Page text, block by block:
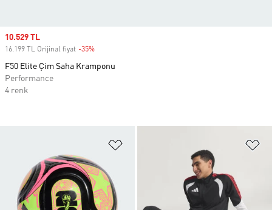
Sale price
10.529 TL
16.199 TL Orijinal fiyat -35%
F50 Elite Çim Saha Kramponu
Performance
4 renk